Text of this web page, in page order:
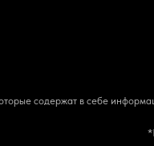
содержат в себе